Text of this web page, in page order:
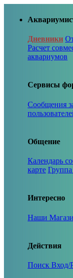
Дневники
Расчет
аквариумов
Сервисы
Сообщения
Общение
Календарь
карте
Интересно
Наши
Действия
Поиск Вход/